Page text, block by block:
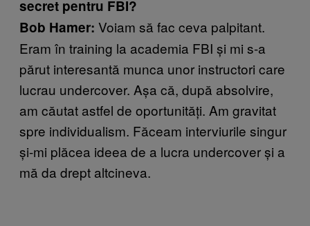
secret pentru FBI?
Bob Hamer: Voiam să fac ceva palpitant.
Eram în training la academia FBI și mi s-a
părut interesantă munca unor instructori care
lucrau undercover. Așa că, după absolvire,
am căutat astfel de oportunități. Am gravitat
spre individualism. Făceam interviurile singur
și-mi plăcea ideea de a lucra undercover și a
mă da drept altcineva.